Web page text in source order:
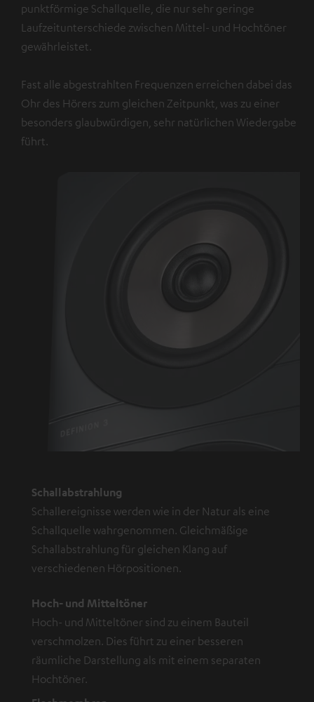
punktförmige Schallquelle, die nur sehr geringe
Laufzeitunterschiede zwischen Mittel- und Hochtöner
gewährleistet.
Fast alle abgestrahlten Frequenzen erreichen dabei das
Ohr des Hörers zum gleichen Zeitpunkt, was zu einer
besonders glaubwürdigen, sehr natürlichen Wiedergabe
führt.
Schallabstrahlung
Schallereignisse werden wie in der Natur als eine
Schallquelle wahrgenommen. Gleichmäßige
Schallabstrahlung für gleichen Klang auf
verschiedenen Hörpositionen.
Hoch- und Mitteltöner
Hoch- und Mitteltöner sind zu einem Bauteil
verschmolzen. Dies führt zu einer besseren
räumliche Darstellung als mit einem separaten
Hochtöner.